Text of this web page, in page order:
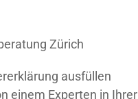
ausfüllen
einem Experten in Ihrer